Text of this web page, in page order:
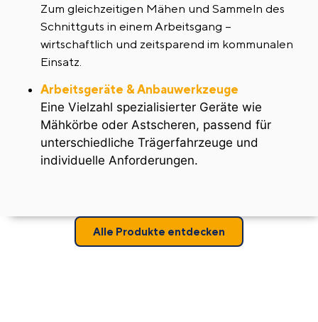
Zum gleichzeitigen Mähen und Sammeln des
Schnittguts in einem Arbeitsgang –
wirtschaftlich und zeitsparend im kommunalen
Einsatz.
Arbeitsgeräte & Anbauwerkzeuge
Eine Vielzahl spezialisierter Geräte wie
Mähkörbe oder Astscheren, passend für
unterschiedliche Trägerfahrzeuge und
individuelle Anforderungen.
Alle Produkte entdecken